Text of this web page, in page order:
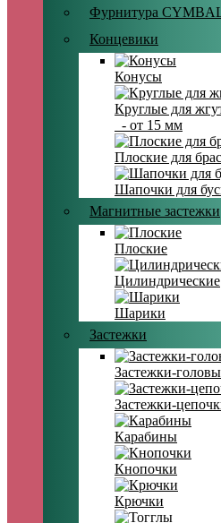
Фурнитура
Концевики
Конусы
Круглые для
- от 15 мм
Плоские для
Шапочки для
Магнитные застежки
Плоские
Цилиндрические
Шарики
Застежки
Застежки-головы
Застежки-
Карабины
Кнопочки
Крючки